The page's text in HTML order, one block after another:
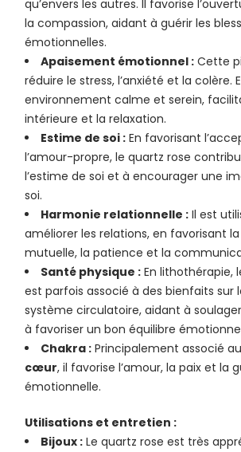
qu’envers les autres. Il favorise
la compassion, aidant à guérir les
émotionnelles.
Apaisement émotionnel : Cette
réduire le stress, l’anxiété et la colère.
environnement calme et serein,
intérieure et la relaxation.
Estime de soi : En favorisant
l’amour-propre, le quartz rose
l’estime de soi et à encourager une
soi.
Harmonie relationnelle : Il est
améliorer les relations, en favorisant
mutuelle, la patience et la
Santé physique : En lithothérapie,
est parfois associé à des bienfaits
système circulatoire, aidant à
à favoriser un bon équilibre
Chakra : Principalement associé au
cœur, il favorise l’amour, la paix et la
émotionnelle.
Utilisations et entretien :
Bijoux : Le quartz rose est très